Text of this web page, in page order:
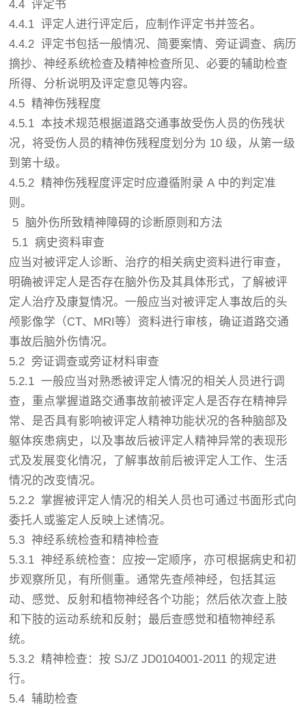
4.4 评定书
4.4.1 评定人进行评定后，应制作评定书并签名。
4.4.2 评定书包括一般情况、简要案情、旁证调查、病历
摘抄、神经系统检查及精神检查所见、必要的辅助检查
所得、分析说明及评定意见等内容。
4.5 精神伤残程度
4.5.1 本技术规范根据道路交通事故受伤人员的伤残状
况，将受伤人员的精神伤残程度划分为 10 级，从第一级
到第十级。
4.5.2 精神伤残程度评定时应遵循附录 A 中的判定准
则。
5 脑外伤所致精神障碍的诊断原则和方法
5.1 病史资料审查
应当对被评定人诊断、治疗的相关病史资料进行审查，
明确被评定人是否存在脑外伤及其具体形式，了解被评
定人治疗及康复情况。一般应当对被评定人事故后的头
颅影像学（CT、MRI等）资料进行审核，确证道路交通
事故后脑外伤情况。
5.2 旁证调查或旁证材料审查
5.2.1 一般应当对熟悉被评定人情况的相关人员进行调
查，重点掌握道路交通事故前被评定人是否存在精神异
常、是否具有影响被评定人精神功能状况的各种脑部及
躯体疾患病史，以及事故后被评定人精神异常的表现形
式及发展变化情况，了解事故前后被评定人工作、生活
情况的改变情况。
5.2.2 掌握被评定人情况的相关人员也可通过书面形式向
委托人或鉴定人反映上述情况。
5.3 神经系统检查和精神检查
5.3.1 神经系统检查：应按一定顺序，亦可根据病史和初
步观察所见，有所侧重。通常先查颅神经，包括其运
动、感觉、反射和植物神经各个功能；然后依次查上肢
和下肢的运动系统和反射；最后查感觉和植物神经系
统。
5.3.2 精神检查：按 SJ/Z JD0104001-2011 的规定进
行。
5.4 辅助检查